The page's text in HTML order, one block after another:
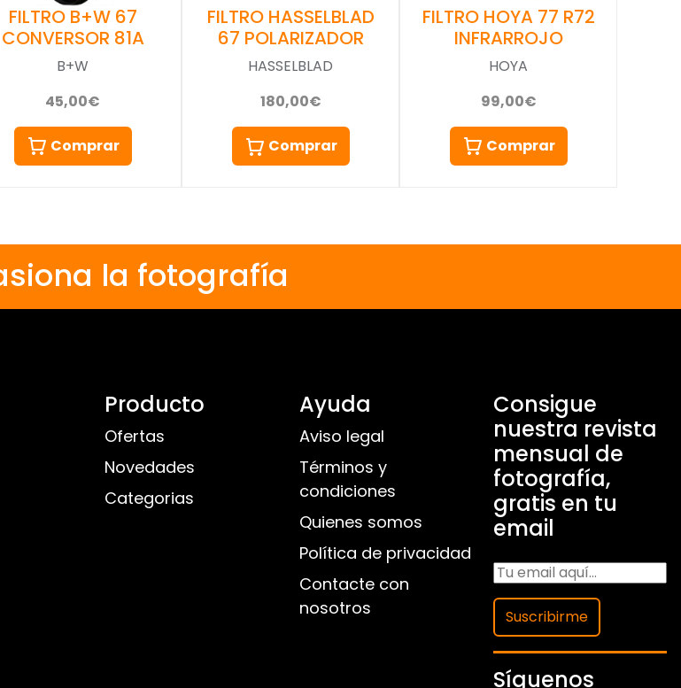
FILTRO B+W 67
CONVERSOR 81A
B+W
45,00€
Comprar
FILTRO HASSELBLAD
67 POLARIZADOR
HASSELBLAD
180,00€
Comprar
FILTRO HOYA 77 R72
INFRARROJO
HOYA
99,00€
Comprar
la fotografía
Producto
Ofertas
Novedades
Categorias
Ayuda
Aviso legal
Términos y
condiciones
Quienes somos
Política de privacidad
Contacte con
nosotros
Consigue
nuestra revista
mensual de
fotografía,
gratis en tu
email
Suscribirme
Síguenos